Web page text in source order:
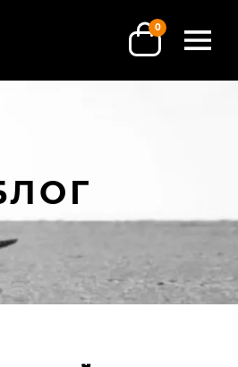
0